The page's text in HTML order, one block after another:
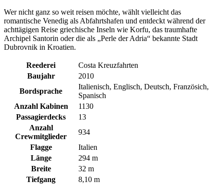
Wer nicht ganz so weit reisen möchte, wählt vielleicht das
romantische Venedig als Abfahrtshafen und entdeckt während der
achttägigen Reise griechische Inseln wie Korfu, das traumhafte
Archipel Santorin oder die als „Perle der Adria“ bekannte Stadt
Dubrovnik in Kroatien.
Reederei
Costa Kreuzfahrten
Baujahr
2010
Bordsprache
Italienisch, Englisch, Deutsch, Französich,
Spanisch
Anzahl Kabinen
1130
Passagierdecks
13
Anzahl
Crewmitglieder
934
Flagge
Italien
Länge
294 m
Breite
32 m
Tiefgang
8,10 m